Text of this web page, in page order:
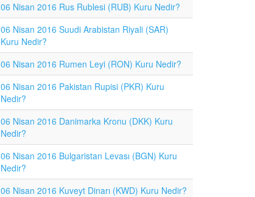
06 Nisan 2016 Rus Rublesi (RUB) Kuru Nedir?
06 Nisan 2016 Suudi Arabistan Riyali (SAR)
Kuru Nedir?
06 Nisan 2016 Rumen Leyi (RON) Kuru Nedir?
06 Nisan 2016 Pakistan Rupisi (PKR) Kuru
Nedir?
06 Nisan 2016 Danimarka Kronu (DKK) Kuru
Nedir?
06 Nisan 2016 Bulgaristan Levası (BGN) Kuru
Nedir?
06 Nisan 2016 Kuveyt Dinarı (KWD) Kuru Nedir?